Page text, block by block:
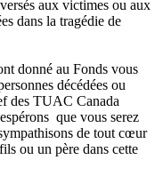
aux victimes ou aux
dans la tragédie de
donné au Fonds vous
décédées ou
des TUAC Canada
que vous serez
de tout cœur
ou un père dans cette